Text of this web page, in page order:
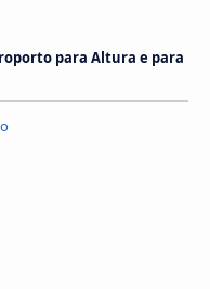
para Altura e para